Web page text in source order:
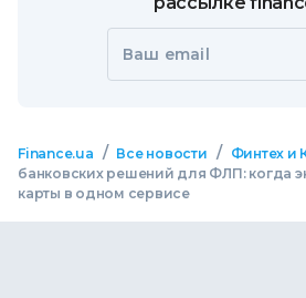
Ваш email
Finance.ua / Все новости / Финтех и
банковских решений для ФЛП: когда
карты в одном сервисе